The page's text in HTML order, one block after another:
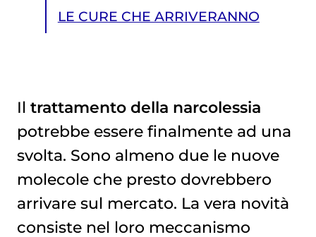
LE CURE CHE ARRIVERANNO
Il trattamento della narcolessia
potrebbe essere finalmente ad una
svolta. Sono almeno due le nuove
molecole che presto dovrebbero
arrivare sul mercato. La vera novità
consiste nel loro meccanismo